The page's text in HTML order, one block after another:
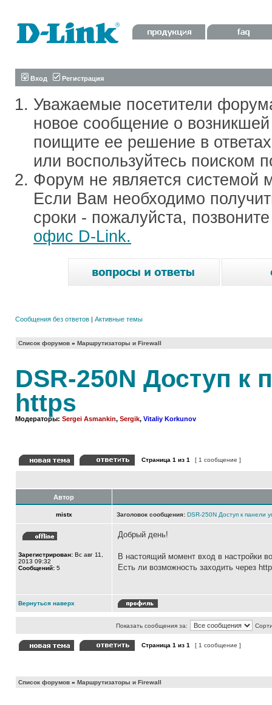
Вход Регистрация
Уважаемые посетители
новое сообщение о
поищите ее решение в
или воспользуйтесь поиском
Форум не является системой
Если Вам необходимо
сроки - пожалуйста,
офис D-Link.
Сообщения без ответов | Активные темы
Список форумов » Маршрутизаторы и Firewall
DSR-250N Доступ к
https
Модераторы: Sergei Asmankin, Sergik, Vitaliy Korkunov
Страница 1 из 1 [ 1 сообщение ]
Автор
mistx Заголовок сообщения: DSR-250N Доступ к панели
Зарегистрирован: Вс авг 11,
2013 09:32
Сообщений: 5
Добрый день!
В настоящий момент вход в настройки
Есть ли возможность заходить через
Вернуться наверх
Показать сообщения за:
Страница 1 из 1 [ 1 сообщение ]
Список форумов » Маршрутизаторы и Firewall